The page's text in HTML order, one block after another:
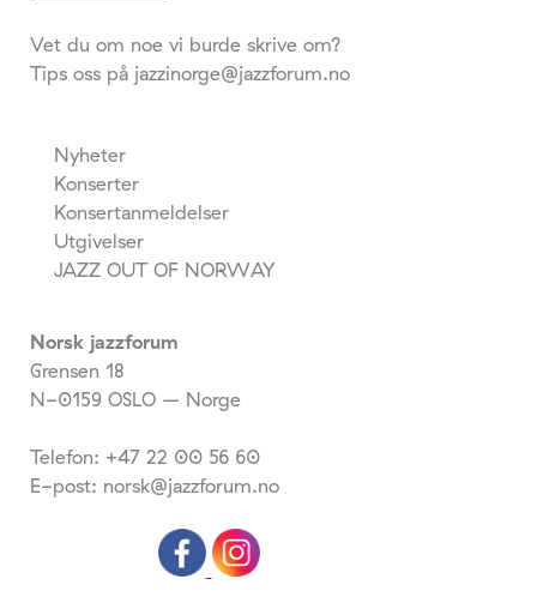
Vet du om noe vi burde skrive om?
Tips oss på jazzinorge@jazzforum.no
Nyheter
Konserter
Konsertanmeldelser
Utgivelser
JAZZ OUT OF NORWAY
Norsk jazzforum
Grensen 18
N-0159 OSLO – Norge
Telefon: +47 22 00 56 60
E-post: norsk@jazzforum.no